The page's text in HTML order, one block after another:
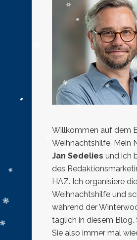
Willkommen auf dem
Weihnachtshilfe. Mein
Jan Sedelies und ich
des
HAZ. Ich organisiere die
Weihnachtshilfe und
während der
täglich in diesem Blog.
Sie also immer mal